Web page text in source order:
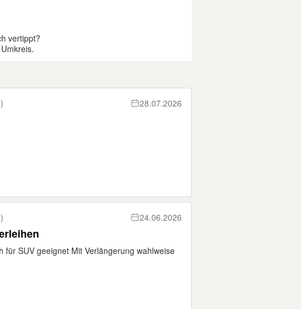
vertippt?
28.07.2026
24.06.2026
für SUV geeignet Mit Verlängerung wahlweise